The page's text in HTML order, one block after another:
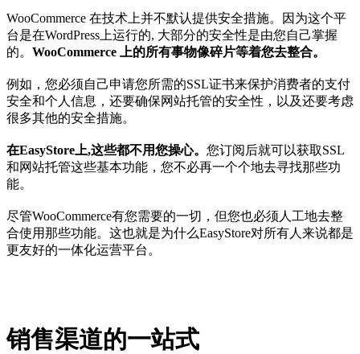
WooCommerce 在技术上并不默认提供安全措施。因为这个平
台是在WordPress上运行的, 大部分的安全性是由您自己掌握
的。 WooCommerce 上的所有事物像碎片等着您去整合。
例如，您必须自己申请您所需的SSL证书来保护消费者的支付
安全和个人信息，还要确保网站托管的安全性，以及还要考虑
很多其他的安全措施。
在EasyStore上,这些都不用您操心。 您订阅后就可以获取SSL
和网站托管这些基本功能，您不必再一个个地去寻找那些功
能。
尽管WooCommerce有您需要的一切，但您也必须人工地去整
合使用那些功能。这也就是为什么EasyStore对所有人来说都是
更友好的一体化运营平台。
销售渠道的一站式